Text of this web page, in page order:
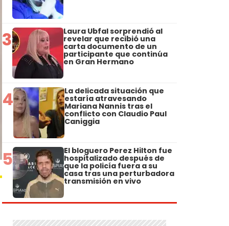
3 Laura Ubfal sorprendió al
revelar que recibió una
carta documento de un
participante que continúa
en Gran Hermano
4 La delicada situación que
estaría atravesando
Mariana Nannis tras el
conflicto con Claudio Paul
Caniggia
5 El bloguero Perez Hilton fue
hospitalizado después de
que la policía fuera a su
casa tras una perturbadora
transmisión en vivo